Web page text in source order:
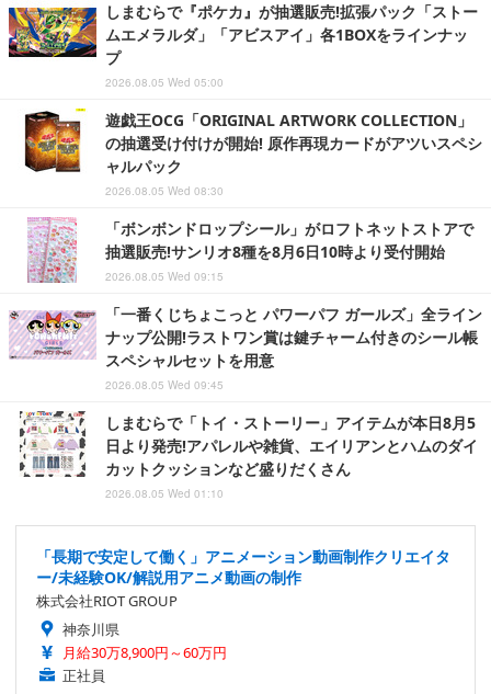
しまむらで『ポケカ』が抽選販売!拡張パック「ストー
ムエメラルダ」「アビスアイ」各1BOXをラインナッ
プ
2026.08.05 Wed 05:00
遊戯王OCG「ORIGINAL ARTWORK COLLECTION」
の抽選受け付けが開始! 原作再現カードがアツいスペシ
ャルパック
2026.08.05 Wed 08:30
「ボンボンドロップシール」がロフトネットストアで
抽選販売!サンリオ8種を8月6日10時より受付開始
2026.08.05 Wed 09:15
「一番くじちょこっと パワーパフ ガールズ」全ライン
ナップ公開!ラストワン賞は鍵チャーム付きのシール帳
スペシャルセットを用意
2026.08.05 Wed 09:45
しまむらで「トイ・ストーリー」アイテムが本日8月5
日より発売!アパレルや雑貨、エイリアンとハムのダイ
カットクッションなど盛りだくさん
2026.08.05 Wed 01:10
「長期で安定して働く」アニメーション動画制作クリエイタ
ー/未経験OK/解説用アニメ動画の制作
株式会社RIOT GROUP
神奈川県
月給30万8,900円～60万円
正社員